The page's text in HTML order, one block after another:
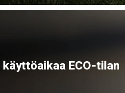
käyttöaikaa ECO-tilan